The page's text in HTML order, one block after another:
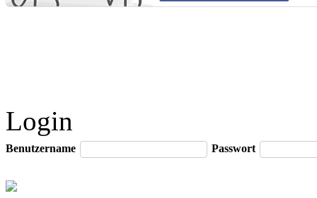
Login
Benutzername Passwort